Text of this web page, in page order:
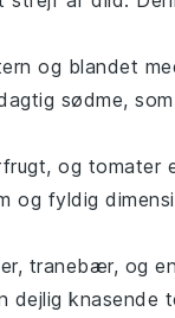
og blandet
sødme, som
, og tomater
og fyldig
, tranebær, og
dejlig knasende